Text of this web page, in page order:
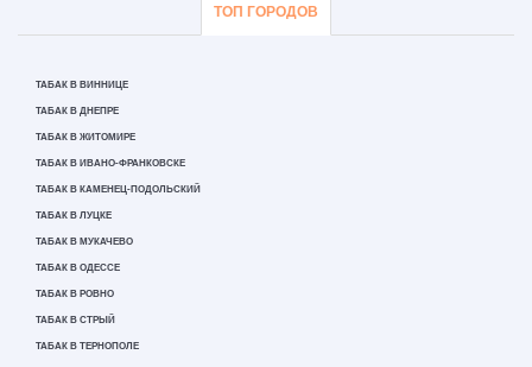
ТОП ГОРОДОВ
ТАБАК В ВИННИЦЕ
ТАБАК В ДНЕПРЕ
ТАБАК В ЖИТОМИРЕ
ТАБАК В ИВАНО-ФРАНКОВСКЕ
ТАБАК В КАМЕНЕЦ-ПОДОЛЬСКИЙ
ТАБАК В ЛУЦКЕ
ТАБАК В МУКАЧЕВО
ТАБАК В ОДЕССЕ
ТАБАК В РОВНО
ТАБАК В СТРЫЙ
ТАБАК В ТЕРНОПОЛЕ